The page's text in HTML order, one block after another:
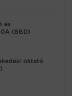
és
(BBD)
oktató